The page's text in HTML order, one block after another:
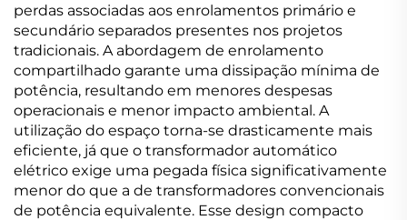
perdas associadas aos enrolamentos primário e
secundário separados presentes nos projetos
tradicionais. A abordagem de enrolamento
compartilhado garante uma dissipação mínima de
potência, resultando em menores despesas
operacionais e menor impacto ambiental. A
utilização do espaço torna-se drasticamente mais
eficiente, já que o transformador automático
elétrico exige uma pegada física significativamente
menor do que a de transformadores convencionais
de potência equivalente. Esse design compacto